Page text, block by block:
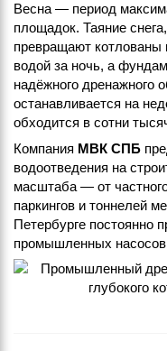
Весна — период
площадок. Таяние
превращают котлованы
водой за ночь, а
надёжного дренажного
останавливается на
обходится в сотни
Компания МВК СПБ
водоотведения на
масштаба — от
паркингов и тоннелей
Петербурге постоянно
промышленных